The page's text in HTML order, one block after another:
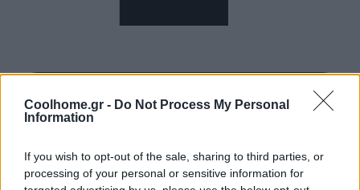
Coolhome.gr - Do Not Process My Personal
Information
If you wish to opt-out of the sale, sharing to third parties, or
processing of your personal or sensitive information for